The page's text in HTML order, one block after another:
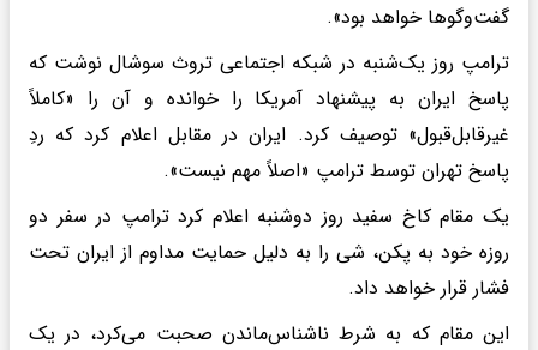
گفت‌وگوها خواهد بود».
ترامپ روز یک‌شنبه در شبکه اجتماعی تروث سوشال نوشت که
پاسخ ایران به پیشنهاد آمریکا را خوانده و آن را «کاملاً
غیرقابل‌قبول» توصیف کرد. ایران در مقابل اعلام کرد که ردِ
پاسخ تهران توسط ترامپ «اصلاً مهم نیست».
یک مقام کاخ سفید روز دوشنبه اعلام کرد ترامپ در سفر دو
روزه خود به پکن، شی را به دلیل حمایت مداوم از ایران تحت
فشار قرار خواهد داد.
این مقام که به شرط ناشناس‌ماندن صحبت می‌کرد، در یک